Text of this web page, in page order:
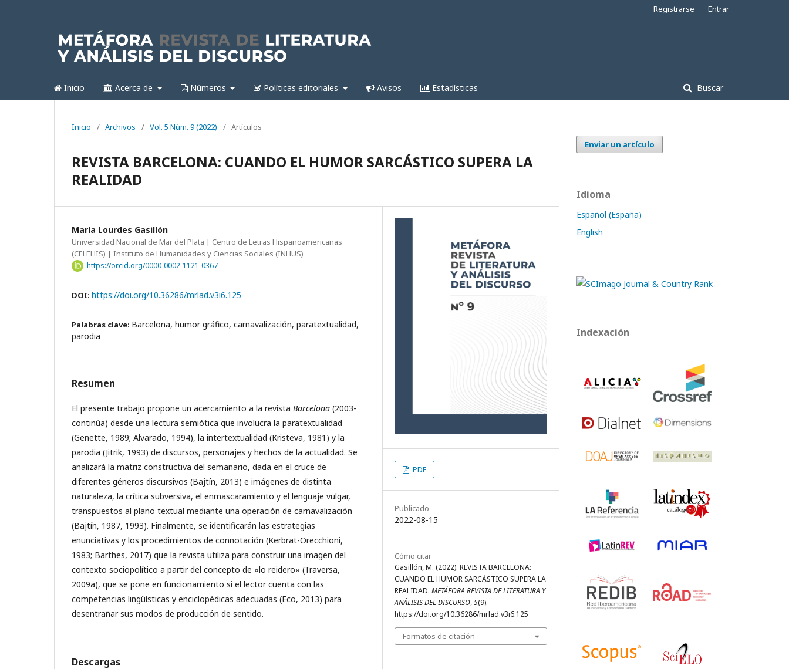
Inicio Acerca de Números Políticas editoriales Avisos Estadísticas Buscar
Registrarse Entrar
Inicio / Archivos / Vol. 5 Núm. 9 (2022) / Artículos
REVISTA BARCELONA: CUANDO EL HUMOR SARCÁSTICO SUPERA LA
REALIDAD
María Lourdes Gasillón
Universidad Nacional de Mar del Plata | Centro de Letras Hispanoamericanas
(CELEHIS) | Instituto de Humanidades y Ciencias Sociales (INHUS)
https://orcid.org/0000-0002-1121-0367
DOI: https://doi.org/10.36286/mrlad.v3i6.125
Palabras clave: Barcelona, humor gráfico, carnavalización, paratextualidad,
parodia
Resumen
El presente trabajo propone un acercamiento a la revista Barcelona (2003-
continúa) desde una lectura semiótica que involucra la paratextualidad
(Genette, 1989; Alvarado, 1994), la intertextualidad (Kristeva, 1981) y la
parodia (Jitrik, 1993) de discursos, personajes y hechos de la actualidad. Se
analizará la matriz constructiva del semanario, dada en el cruce de
diferentes géneros discursivos (Bajtín, 2013) e imágenes de distinta
naturaleza, la crítica subversiva, el enmascaramiento y el lenguaje vulgar,
transpuestos al plano textual mediante una operación de carnavalización
(Bajtín, 1987, 1993). Finalmente, se identificarán las estrategias
enunciativas y los procedimientos de connotación (Kerbrat-Orecchioni,
1983; Barthes, 2017) que la revista utiliza para construir una imagen del
contexto sociopolítico a partir del concepto de «lo reidero» (Traversa,
2009a), que se pone en funcionamiento si el lector cuenta con las
competencias lingüísticas y enciclopédicas adecuadas (Eco, 2013) para
desentrañar sus modos de producción de sentido.
Descargas
PDF
Publicado
2022-08-15
Cómo citar
Gasillón, M. (2022). REVISTA BARCELONA:
CUANDO EL HUMOR SARCÁSTICO SUPERA LA
REALIDAD. METÁFORA REVISTA DE LITERATURA Y
ANÁLISIS DEL DISCURSO,5(9).
https://doi.org/10.36286/mrlad.v3i6.125
Formatos de citación
Enviar un artículo
Idioma
Español (España)
English
Indexación